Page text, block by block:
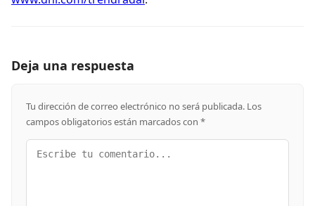
Deja una respuesta
Tu dirección de correo electrónico no será publicada. Los
campos obligatorios están marcados con *